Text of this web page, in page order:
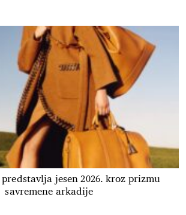
jesen 2026. kroz prizmu
savremene arkadije